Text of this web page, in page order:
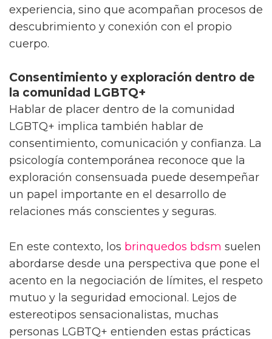
experiencia, sino que acompañan procesos de
descubrimiento y conexión con el propio
cuerpo.
Consentimiento y exploración dentro de
la comunidad LGBTQ+
Hablar de placer dentro de la comunidad
LGBTQ+ implica también hablar de
consentimiento, comunicación y confianza. La
psicología contemporánea reconoce que la
exploración consensuada puede desempeñar
un papel importante en el desarrollo de
relaciones más conscientes y seguras.
En este contexto, los brinquedos bdsm suelen
abordarse desde una perspectiva que pone el
acento en la negociación de límites, el respeto
mutuo y la seguridad emocional. Lejos de
estereotipos sensacionalistas, muchas
personas LGBTQ+ entienden estas prácticas